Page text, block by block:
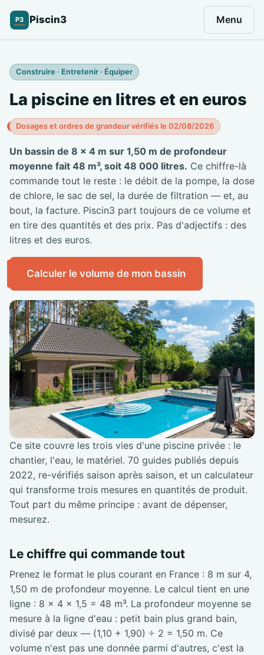
P3 Piscin3 Menu
Construire · Entretenir · Équiper
La piscine en litres et en euros
Dosages et ordres de grandeur vérifiés le 02/08/2026
Un bassin de 8 × 4 m sur 1,50 m de profondeur
moyenne fait 48 m³, soit 48 000 litres. Ce chiffre-là
commande tout le reste : le débit de la pompe, la dose
de chlore, le sac de sel, la durée de filtration — et, au
bout, la facture. Piscin3 part toujours de ce volume et
en tire des quantités et des prix. Pas d'adjectifs : des
litres et des euros.
Calculer le volume de mon bassin
Ce site couvre les trois vies d'une piscine privée : le
chantier, l'eau, le matériel. 70 guides publiés depuis
2022, re-vérifiés saison après saison, et un calculateur
qui transforme trois mesures en quantités de produit.
Tout part du même principe : avant de dépenser,
mesurez.
Le chiffre qui commande tout
Prenez le format le plus courant en France : 8 m sur 4,
1,50 m de profondeur moyenne. Le calcul tient en une
ligne : 8 × 4 × 1,5 = 48 m³. La profondeur moyenne se
mesure à la ligne d'eau : petit bain plus grand bain,
divisé par deux — (1,10 + 1,90) ÷ 2 = 1,50 m. Ce
volume n'est pas une donnée parmi d'autres, c'est la